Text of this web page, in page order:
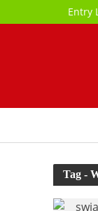
Entry
Tag -